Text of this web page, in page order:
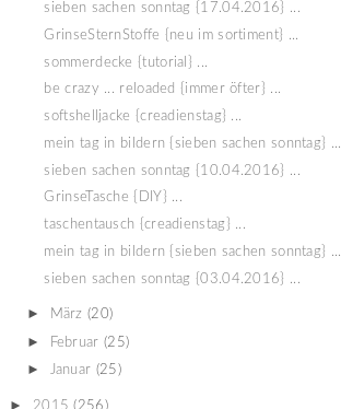
sieben sachen sonntag {17.04.2016} ...
GrinseSternStoffe {neu im sortiment} ...
sommerdecke {tutorial} ...
be crazy ... reloaded {immer öfter} ...
softshelljacke {creadienstag} ...
mein tag in bildern {sieben sachen sonntag} ...
sieben sachen sonntag {10.04.2016} ...
GrinseTasche {DIY} ...
taschentausch {creadienstag} ...
mein tag in bildern {sieben sachen sonntag} ...
sieben sachen sonntag {03.04.2016} ...
► März (20)
► Februar (25)
► Januar (25)
► 2015 (256)